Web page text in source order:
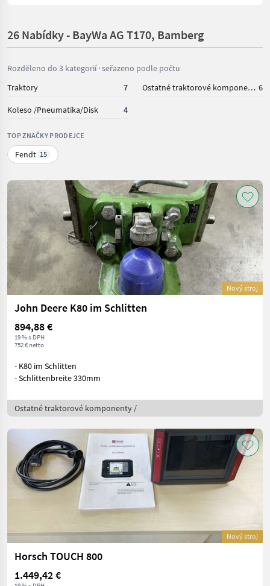
26 Nabídky - BayWa AG T170, Bamberg
Rozděleno do 3 kategorií · seřazeno podle počtu
Traktory
7 Ostatné traktorové komponenty 6
Koleso /Pneumatika/Disk 4
TOP ZNAČKY PRODEJCE
Fendt 15
Nový stroj
John Deere K80 im Schlitten
894,88 €
19 % s DPH
752 € netto
- K80 im Schlitten
- Schlittenbreite 330mm
Ostatné traktorové komponenty /
Nový stroj
Horsch TOUCH 800
1.449,42 €